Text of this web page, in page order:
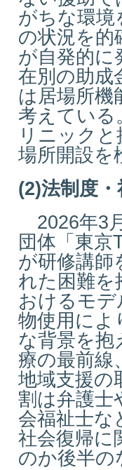
がちな環境
の状況を的
が自発的に
在別の助成
は居場所機
考えている
リニック
場所開設を
(2)法制度
2026年3
団体「東
が研修講師
れた困難を
おけるモ
物使用によ
な背景を抱
療の最前線
地域支援の
割は弁護士
会福祉士な
社会復帰に
のか後半の